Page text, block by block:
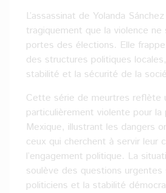
L’assassinat de Yolanda
tragiquement que la violence ne
portes des élections. Elle
des structures politiques
stabilité et la sécurité de la
Cette série de meurtres reflète
particulièrement violente pour la
Mexique, illustrant les dangers
ceux qui cherchent à servir leur
l’engagement politique. La
soulève des questions
politiciens et la stabilité